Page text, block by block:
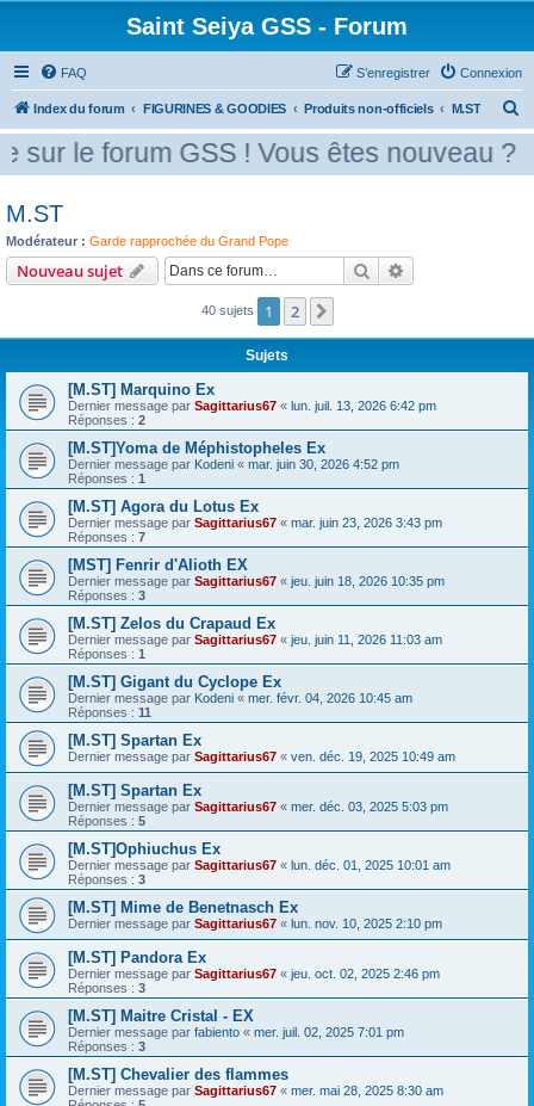
Saint Seiya GSS - Forum
FAQ Connexion
S’enregistrer
Index du forum FIGURINES & GOODIES Produits non-officiels M.ST
e
e
le forum GSS ! Vous êtes nouveau ?
M.ST
Modérateur : Garde rapprochée du Grand Pope
Nouveau sujet Rechercher
40 sujets 1 2
Sujets
[M.ST] Marquino Ex
Dernier message par Sagittarius67 « lun. juil. 13, 2026 6:42 pm
Réponses : 2
[M.ST]Yoma de Méphistopheles Ex
Dernier message par Kodeni « mar. juin 30, 2026 4:52 pm
Réponses : 1
[M.ST] Agora du Lotus Ex
Dernier message par Sagittarius67 « mar. juin 23, 2026 3:43 pm
Réponses : 7
[MST] Fenrir d'Alioth EX
Dernier message par Sagittarius67 « jeu. juin 18, 2026 10:35 pm
Réponses : 3
[M.ST] Zelos du Crapaud Ex
Dernier message par Sagittarius67 « jeu. juin 11, 2026 11:03 am
Réponses : 1
[M.ST] Gigant du Cyclope Ex
Dernier message par Kodeni « mer. févr. 04, 2026 10:45 am
Réponses : 11
[M.ST] Spartan Ex
Dernier message par Sagittarius67 « ven. déc. 19, 2025 10:49 am
[M.ST] Spartan Ex
Dernier message par Sagittarius67 « mer. déc. 03, 2025 5:03 pm
Réponses : 5
[M.ST]Ophiuchus Ex
Dernier message par Sagittarius67 « lun. déc. 01, 2025 10:01 am
Réponses : 3
[M.ST] Mime de Benetnasch Ex
Dernier message par Sagittarius67 « lun. nov. 10, 2025 2:10 pm
[M.ST] Pandora Ex
Dernier message par Sagittarius67 « jeu. oct. 02, 2025 2:46 pm
Réponses : 3
[M.ST] Maitre Cristal - EX
Dernier message par fabiento « mer. juil. 02, 2025 7:01 pm
Réponses : 3
[M.ST] Chevalier des flammes
Dernier message par Sagittarius67 « mer. mai 28, 2025 8:30 am